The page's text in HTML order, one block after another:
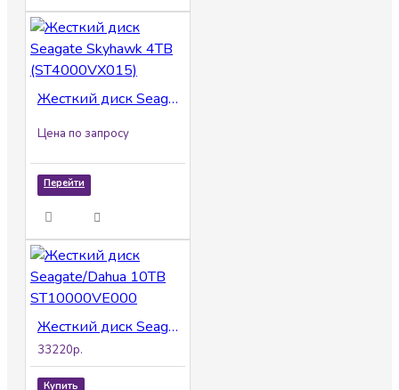
Жесткий диск Seagate Skyhawk 4TB (ST4000VX015)
Цена по запросу
Перейти
Жесткий диск Seagate/Dahua 10TB ST10000VE000
33220р.
Купить